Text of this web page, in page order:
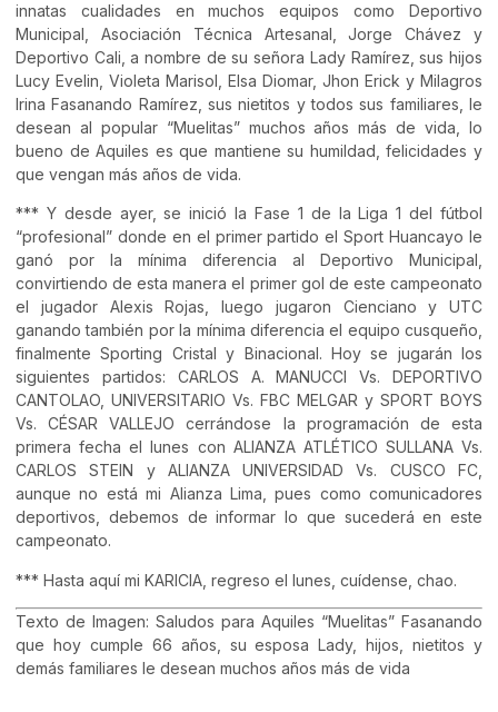
innatas cualidades en muchos equipos como Deportivo
Municipal, Asociación Técnica Artesanal, Jorge Chávez y
Deportivo Cali, a nombre de su señora Lady Ramírez, sus hijos
Lucy Evelin, Violeta Marisol, Elsa Diomar, Jhon Erick y Milagros
Irina Fasanando Ramírez, sus nietitos y todos sus familiares, le
desean al popular “Muelitas” muchos años más de vida, lo
bueno de Aquiles es que mantiene su humildad, felicidades y
que vengan más años de vida.
*** Y desde ayer, se inició la Fase 1 de la Liga 1 del fútbol
“profesional” donde en el primer partido el Sport Huancayo le
ganó por la mínima diferencia al Deportivo Municipal,
convirtiendo de esta manera el primer gol de este campeonato
el jugador Alexis Rojas, luego jugaron Cienciano y UTC
ganando también por la mínima diferencia el equipo cusqueño,
finalmente Sporting Cristal y Binacional. Hoy se jugarán los
siguientes partidos: CARLOS A. MANUCCI Vs. DEPORTIVO
CANTOLAO, UNIVERSITARIO Vs. FBC MELGAR y SPORT BOYS
Vs. CÉSAR VALLEJO cerrándose la programación de esta
primera fecha el lunes con ALIANZA ATLÉTICO SULLANA Vs.
CARLOS STEIN y ALIANZA UNIVERSIDAD Vs. CUSCO FC,
aunque no está mi Alianza Lima, pues como comunicadores
deportivos, debemos de informar lo que sucederá en este
campeonato.
*** Hasta aquí mi KARICIA, regreso el lunes, cuídense, chao.
Texto de Imagen: Saludos para Aquiles “Muelitas” Fasanando
que hoy cumple 66 años, su esposa Lady, hijos, nietitos y
demás familiares le desean muchos años más de vida